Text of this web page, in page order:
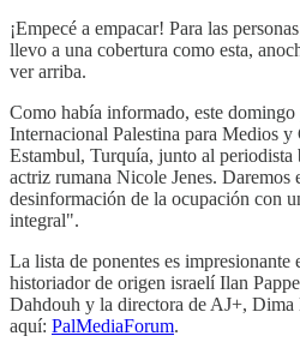
¡Empecé a empacar! Para las
llevo a una cobertura como esta,
ver arriba.
Como había informado, este
Internacional Palestina para Medios
Estambul, Turquía, junto al
actriz rumana Nicole Jenes.
desinformación de la ocupación con
integral".
La lista de ponentes es
historiador de origen israelí Ilan
Dahdouh y la directora de AJ+,
aquí: PalMediaForum.